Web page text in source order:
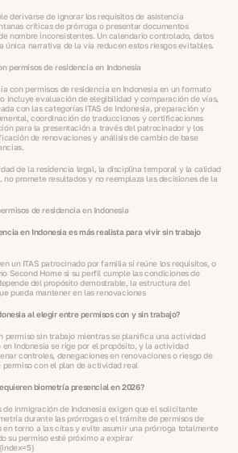
derivarse de ignorar los requisitos de asistencia
críticas de prórroga o presentar documentos
nombre inconsistentes. Un calendario controlado, datos
única narrativa de la vía reducen estos riesgos evitables.
permisos de residencia en Indonesia
con permisos de residencia en Indonesia en un formato
incluye evaluación de elegibilidad y comparación de vías,
con las categorías ITAS de Indonesia, preparación y
coordinación de traducciones y certificaciones
para la presentación a través del patrocinador y los
de renovaciones y análisis de cambio de base
de la residencia legal, la disciplina temporal y la calidad
no promete resultados y no reemplaza las decisiones de la
de residencia en Indonesia
en Indonesia es más realista para vivir sin trabajo
un ITAS patrocinado por familia si reúne los requisitos, o
Second Home si su perfil cumple las condiciones de
del propósito demostrable, la estructura del
pueda mantener en las renovaciones
al elegir entre permisos con y sin trabajo?
permiso sin trabajo mientras se planifica una actividad
Indonesia se rige por el propósito, y la actividad
controles, denegaciones en renovaciones o riesgo de
con el plan de actividad real
biometría presencial en 2026?
de inmigración de Indonesia exigen que el solicitante
durante las prórrogas o el trámite de permisos de
torno a las citas y evite asumir una prórroga totalmente
su permiso esté próximo a expirar